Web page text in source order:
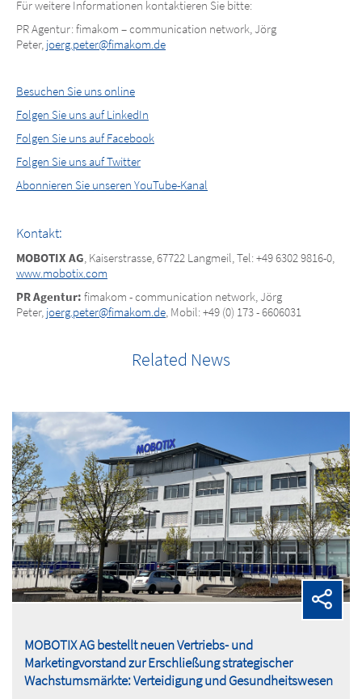
Für weitere Informationen kontaktieren Sie bitte:
PR Agentur: fimakom – communication network, Jörg
Peter, joerg.peter@fimakom.de
Besuchen Sie uns online
Folgen Sie uns auf LinkedIn
Folgen Sie uns auf Facebook
Folgen Sie uns auf Twitter
Abonnieren Sie unseren YouTube-Kanal
Kontakt:
MOBOTIX AG , Kaiserstrasse, 67722 Langmeil, Tel: +49 6302 9816-0,
www.mobotix.com
PR Agentur: fimakom - communication network, Jörg
Peter, joerg.peter@fimakom.de , Mobil: +49 (0) 173 - 6606031
Related News
MOBOTIX AG bestellt neuen Vertriebs- und
Marketingvorstand zur Erschließung strategischer
Wachstumsmärkte: Verteidigung und Gesundheitswesen